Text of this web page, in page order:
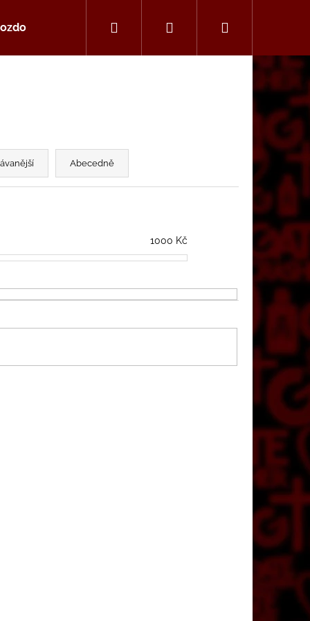
ozdoby a šperky alba
Hledat PřihlášeníNákupní
Abecedně
1000 Kč